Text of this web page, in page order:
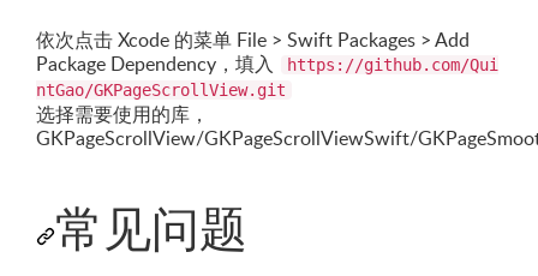
依次点击 Xcode 的菜单 File > Swift Packages > Add
Package Dependency，填入
https://github.com/Qui
ntGao/GKPageScrollView.git
选择需要使用的库，
GKPageScrollView/GKPageScrollViewSwift/
常见问题